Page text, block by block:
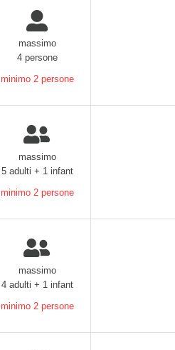
massimo
4 persone
minimo 2 persone
massimo
5 adulti + 1 infant
minimo 2 persone
massimo
4 adulti + 1 infant
minimo 2 persone